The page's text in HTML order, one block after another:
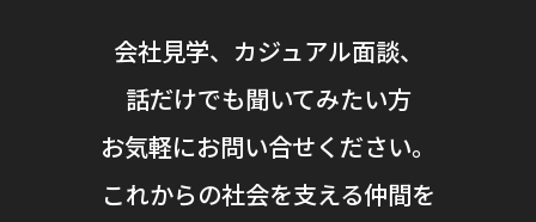
会社見学、カジュアル面談、
話だけでも聞いてみたい方
お気軽にお問い合せください。
これからの社会を支える仲間を